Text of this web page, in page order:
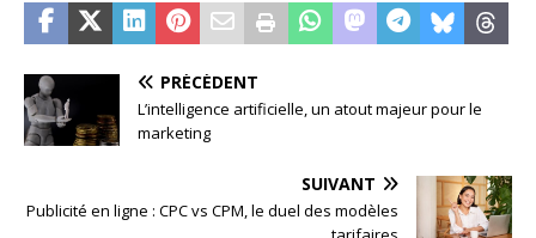
PRÉCÉDENT
L’intelligence artificielle, un atout majeur pour le
marketing
SUIVANT
Publicité en ligne : CPC vs CPM, le duel des modèles